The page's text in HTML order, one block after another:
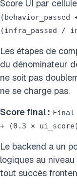
Score UI par
(infra_passed /
Les étapes de
du dénominateur
ne soit pas
ne se charge pas.
Score final : Final
+ (0.3 × ui_score)
Le backend a un
logiques au
tout succès